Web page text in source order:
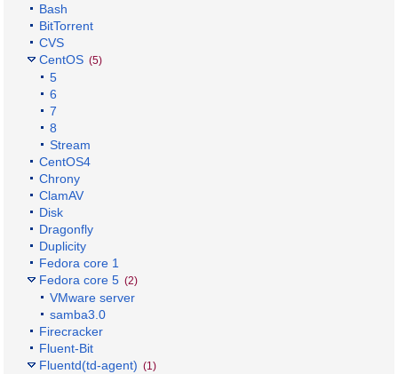
Bash
BitTorrent
CVS
CentOS (5)
5
6
7
8
Stream
CentOS4
Chrony
ClamAV
Disk
Dragonfly
Duplicity
Fedora core 1
Fedora core 5 (2)
VMware server
samba3.0
Firecracker
Fluent-Bit
Fluentd(td-agent) (1)